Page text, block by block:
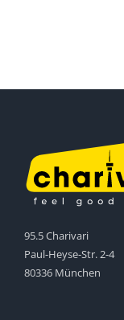
95.5 Charivari
Paul-Heyse-Str. 2-4
80336 München